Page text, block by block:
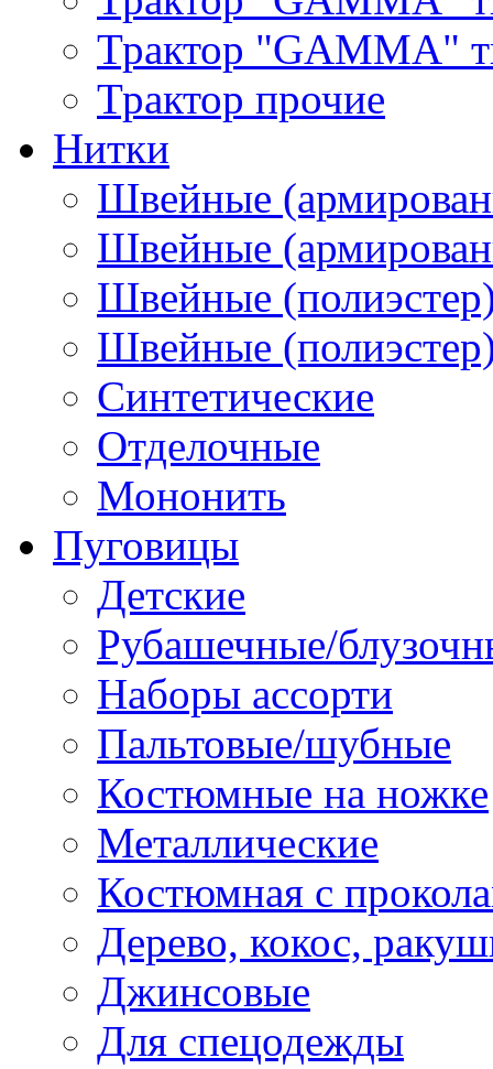
Трактор "GAMMA"
Трактор прочие
Нитки
Швейные
Швейные
Швейные
Швейные
Синтетические
Отделочные
Мононить
Пуговицы
Детские
Рубашечные/
Наборы ассорти
Пальтовые/шубные
Костюмные на ножке
Металлические
Костюмная с
Дерево, кокос,
Джинсовые
Для спецодежды